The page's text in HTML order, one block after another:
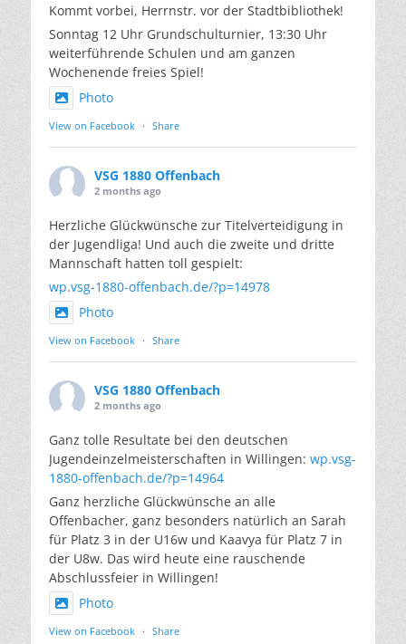
Kommt vorbei, Herrnstr. vor der Stadtbibliothek!
Sonntag 12 Uhr Grundschulturnier, 13:30 Uhr
weiterführende Schulen und am ganzen
Wochenende freies Spiel!
Photo
View on Facebook · Share
VSG 1880 Offenbach
2 months ago
Herzliche Glückwünsche zur Titelverteidigung in
der Jugendliga! Und auch die zweite und dritte
Mannschaft hatten toll gespielt:
wp.vsg-1880-offenbach.de/?p=14978
Photo
View on Facebook · Share
VSG 1880 Offenbach
2 months ago
Ganz tolle Resultate bei den deutschen
Jugendeinzelmeisterschaften in Willingen: wp.vsg-
1880-offenbach.de/?p=14964
Ganz herzliche Glückwünsche an alle
Offenbacher, ganz besonders natürlich an Sarah
für Platz 3 in der U16w und Kaavya für Platz 7 in
der U8w. Das wird heute eine rauschende
Abschlussfeier in Willingen!
Photo
View on Facebook · Share